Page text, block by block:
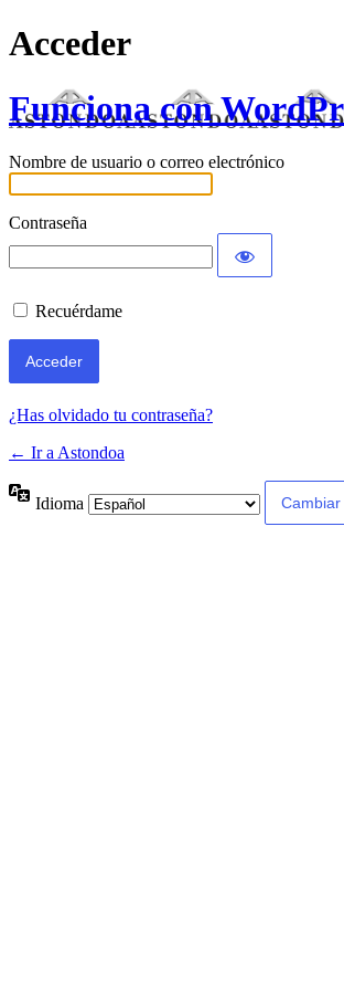
Acceder
Funciona con
Nombre de usuario o correo electrónico
Contraseña
Recuérdame
¿Has olvidado tu contraseña?
← Ir a Astondoa
Idioma